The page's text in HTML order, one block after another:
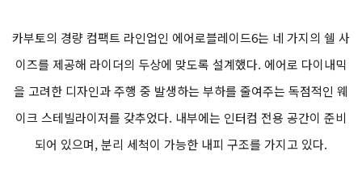
카부토의 경량 컴팩트 라인업인 에어로블레이드6는 네 가지의 쉘 사
이즈를 제공해 라이더의 두상에 맞도록 설계했다. 에어로 다이내믹
을 고려한 디자인과 주행 중 발생하는 부하를 줄여주는 독점적인 웨
이크 스테빌라이저를 갖추었다. 내부에는 인터컴 전용 공간이 준비
되어 있으며, 분리 세척이 가능한 내피 구조를 가지고 있다.